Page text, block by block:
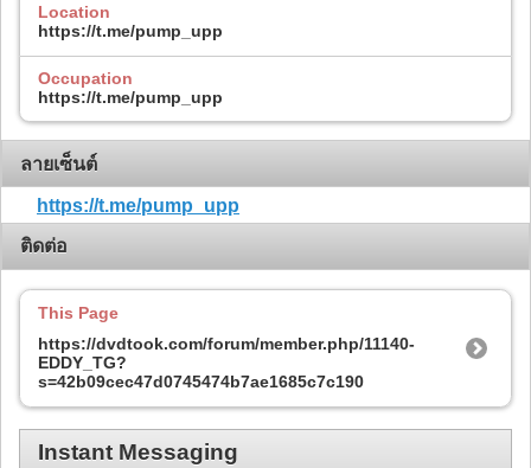
Location
https://t.me/pump_upp
Occupation
https://t.me/pump_upp
ลายเซ็นต์
https://t.me/pump_upp
ติดต่อ
This Page
https://dvdtook.com/forum/member.php/11140-
EDDY_TG?
s=42b09cec47d0745474b7ae1685c7c190
Instant Messaging